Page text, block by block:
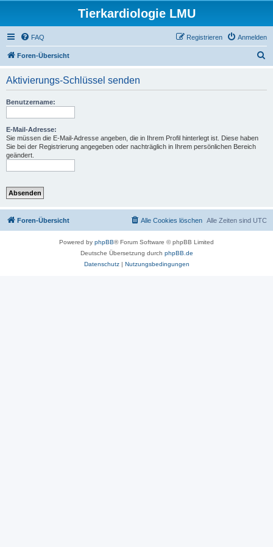
Tierkardiologie LMU
FAQ Anmelden
Registrieren
Foren-Übersicht
Aktivierungs-Schlüssel senden
Benutzername:
E-Mail-Adresse:
Sie müssen die E-Mail-Adresse angeben, die in Ihrem Profil hinterlegt ist. Diese haben
Sie bei der Registrierung angegeben oder nachträglich in Ihrem persönlichen Bereich
geändert.
Foren-Übersicht Alle Zeiten sind UTC
Alle Cookies löschen
Powered by phpBB® Forum Software © phpBB Limited
Deutsche Übersetzung durch phpBB.de
Datenschutz| Nutzungsbedingungen